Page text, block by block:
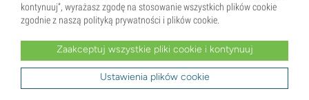
kontynuuj”, wyrażasz zgodę na stosowanie wszystkich plików cookie
zgodnie z naszą polityką prywatności i plików cookie.
Zaakceptuj wszystkie pliki cookie i kontynuuj
Ustawienia plików cookie
* Nasiona są sprzedawane wyłącznie jako pamiątki. Kiełkowanie nasion jest nielegalne w wielu krajach.
zamieszkania oraz znasz obowiązujące przepisy. Zamnesia nie ponosi odpowiedzialności za działania
niezgodne z prawem.